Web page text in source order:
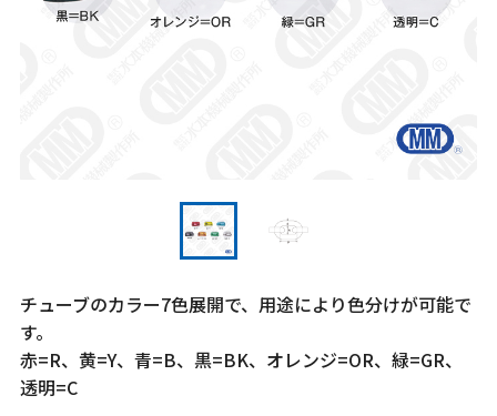
チューブのカラー7色展開で、用途により色分けが可能で
す。
赤=R、黄=Y、青=B、黒=BK、オレンジ=OR、緑=GR、
透明=C